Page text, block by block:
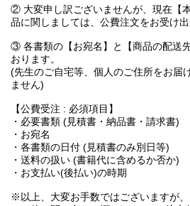
② 大変申し訳ございませんが、現在【
品に関しましては、公費注文をお受け出
③ 各書類の【お宛名】と【商品の配送
おります。
(先生のご自宅等、個人のご住所をお届
ません)
【公費受注 : 必須項目】
・必要書類 (見積書・納品書・請求書)
・お宛名
・各書類の日付 (見積書のみ別日等)
・送料の扱い (書籍代に含めるか否か)
・お支払い(後払い)の時期
※以上、大変お手数ではございますが